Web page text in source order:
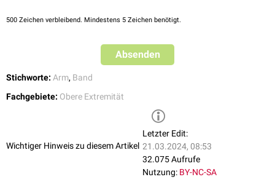
500 Zeichen verbleibend. Mindestens 5 Zeichen benötigt.
Absenden
Stichworte: Arm, Band
Fachgebiete: Obere Extremität
Wichtiger Hinweis zu diesem Artikel
Letzter Edit:
21.03.2024, 08:53
32.075 Aufrufe
Nutzung: BY-NC-SA